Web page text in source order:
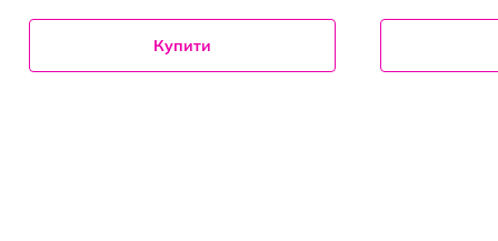
Купити